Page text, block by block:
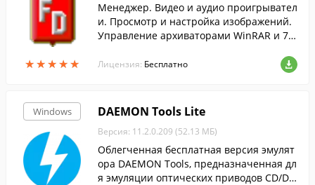
★★★★★
★★★★★
Менеджер. Видео и аудио проигрывател
и. Просмотр и настройка изображений.
Управление архиваторами WinRAR и 7-Z
Лицензия: Бесплатно
Windows DAEMON Tools Lite
Версия: 11.2.0.209 (52.13 МБ)
Облегченная бесплатная версия эмулят
ора DAEMON Tools, предназначенная дл
я эмуляции оптических приводов CD/DV